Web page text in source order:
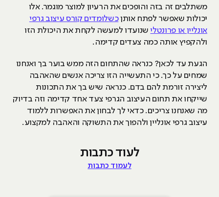
משתלבים זה בזה והופכים את הרעיון למוצר מוגמר. אלו
יכולות שאפשר לפתח אותןכשלומדים קורס עיצוב גרפי
אונליין או פרונטלי שנועדו למעשה לקחת את היכולת הזו
ולהקפיץ אותה כמה צעדים קדימה.
הגעת עד לכאן? כנראה שהתחום הזה ממש בוער בך ואנחנו
שמחים על כך. כי התעשייה הזו צריכה אנשים שהאהבה
ליצירה זורמת להם בדם. כנראה שיש בך את התכונות
שייקחו את תחום העיצוב הגרפי צעד אחד קדימה וזה בדיוק
מה שאנחנו צריכים. כדאי לך לבחון את האפשרות ללמוד
עיצוב גרפי אונליין ולהפוך את התשוקה והאהבה למקצוע.
לעוד כתבות
לעמוד כתבות